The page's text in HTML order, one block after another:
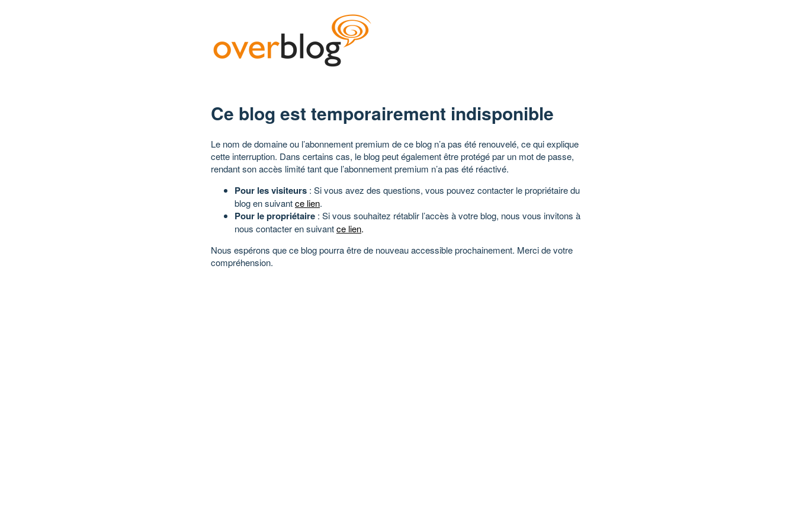
Ce blog est temporairement indisponible
Le nom de domaine ou l’abonnement premium de ce blog n’a pas été renouvelé, ce qui explique
cette interruption. Dans certains cas, le blog peut également être protégé par un mot de passe,
rendant son accès limité tant que l’abonnement premium n’a pas été réactivé.
Pour les visiteurs : Si vous avez des questions, vous pouvez contacter le propriétaire du
blog en suivantce lien.
Pour le propriétaire : Si vous souhaitez rétablir l’accès à votre blog, nous vous invitons à
nous contacter en suivantce lien.
Nous espérons que ce blog pourra être de nouveau accessible prochainement. Merci de votre
compréhension.